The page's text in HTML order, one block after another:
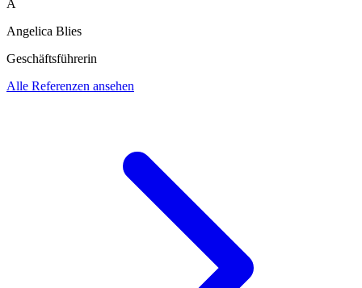
A
Angelica Blies
Geschäftsführerin
Alle Referenzen ansehen